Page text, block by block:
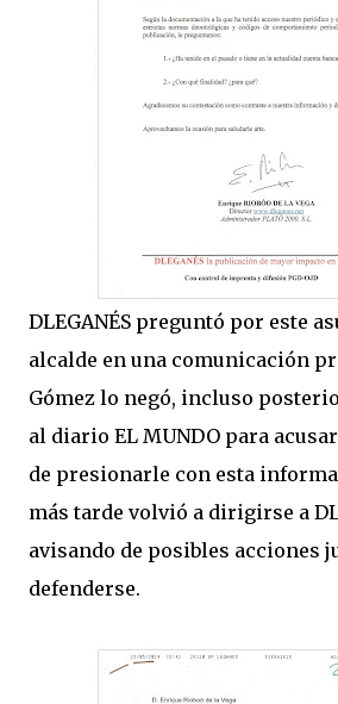
DLEGANÉS preguntó por este
alcalde en una comunicación
Gómez lo negó, incluso
al diario EL MUNDO para
de presionarle con esta
más tarde volvió a dirigirse a
avisando de posibles acciones
defenderse.